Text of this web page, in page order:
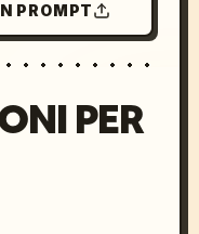
PROMPT
PER